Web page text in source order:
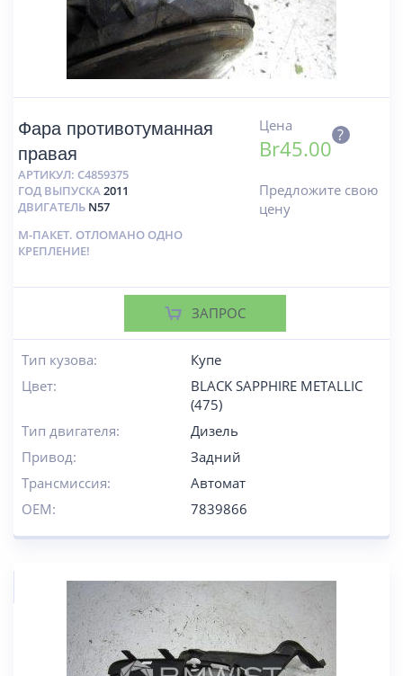
Фара противотуманная
правая
АРТИКУЛ: C4859375
ГОД ВЫПУСКА2011
ДВИГАТЕЛЬ N57
М-ПАКЕТ. ОТЛОМАНО ОДНО
КРЕПЛЕНИЕ!
Цена
Br45.00
?
Предложите свою
цену
ЗАПРОС
Тип кузова:
Купе
Цвет:
BLACK SAPPHIRE METALLIC
(475)
Тип двигателя:
Дизель
Привод:
Задний
Трансмиссия:
Автомат
OEM:
7839866